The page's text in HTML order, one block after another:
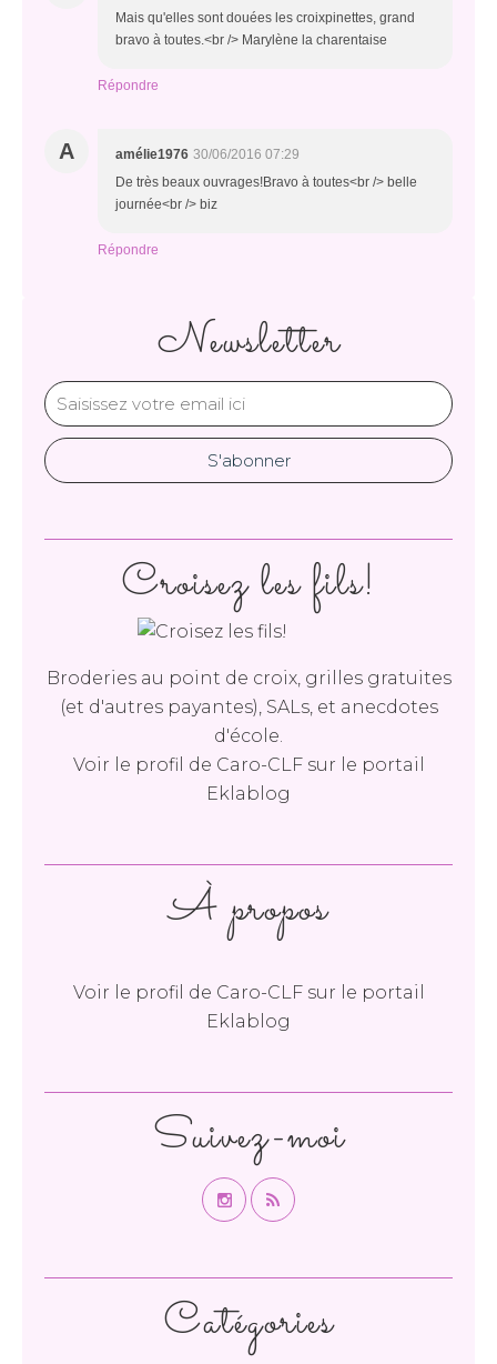
Mais qu'elles sont douées les croixpinettes, grand
bravo à toutes.<br /> Marylène la charentaise
Répondre
A amélie1976 30/06/2016 07:29
De très beaux ouvrages!Bravo à toutes<br /> belle
journée<br /> biz
Répondre
Newsletter
Catégories
Croisez les fils!
Broderies au point de croix, grilles gratuites
(et d'autres payantes), SALs, et anecdotes
d'école.
Voir le profil de Caro-CLFsur le portail
Eklablog
Suivez-moi
À propos
Voir le profil de Caro-CLFsur le portail
Eklablog